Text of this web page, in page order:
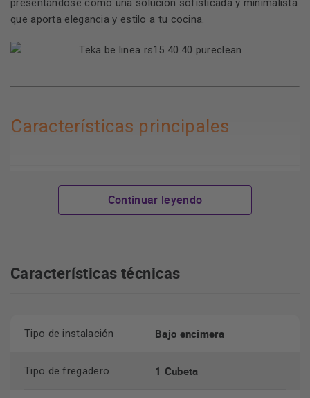
presentándose como una solución sofisticada y minimalista
que aporta elegancia y estilo a tu cocina.
Características principales
acero inoxidable de alta calidad
recubrimiento especial que repele la suciedad y facilita la
Cm de profundidad es ideal para alojar grandes utensilios
de cocina, ofreciendo un espacio eficiente y versátil para
Continuar leyendo
Características técnicas
Tipo de instalación Bajo encimera
Tipo de fregadero 1 Cubeta